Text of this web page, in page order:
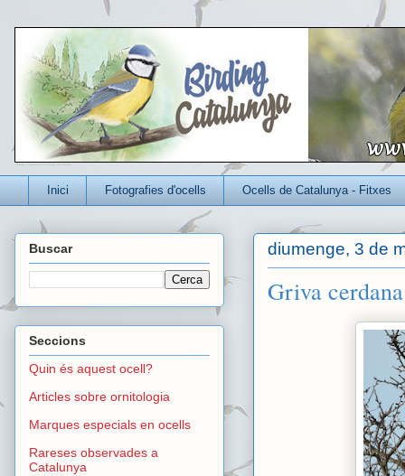
Un blog per conèixer millor els ocells que viuen a Catalunya
Inici Fotografies d'ocells Ocells de Catalunya - Fitxes
diumenge, 3 de
Griva
Buscar
Seccions
Quin és aquest ocell?
Articles sobre ornitologia
Marques especials en ocells
Rareses observades a
Catalunya